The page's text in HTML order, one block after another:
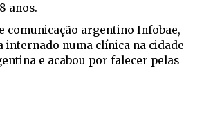
anos.
comunicação argentino Infobae,
internado numa clínica na cidade
e acabou por falecer pelas